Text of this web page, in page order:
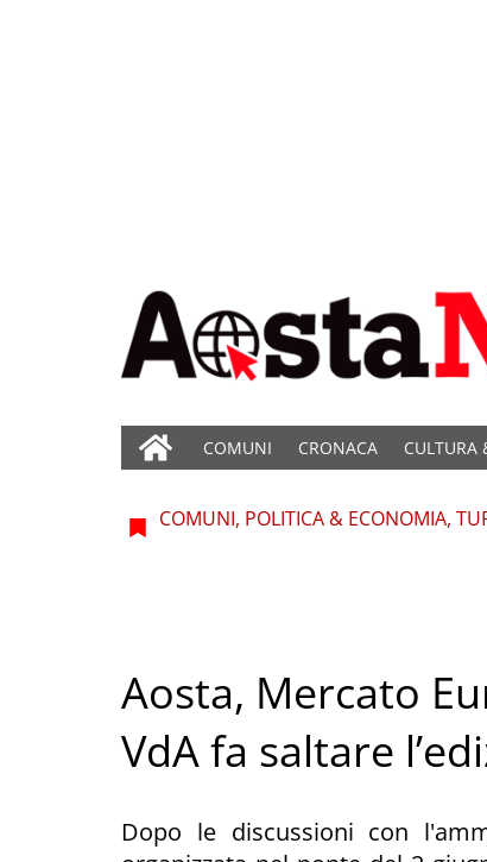
COMUNI CRONACA CULTURA
COMUNI, POLITICA & ECONOMIA,
Aosta, Mercato
VdA fa saltare
Dopo le discussioni con